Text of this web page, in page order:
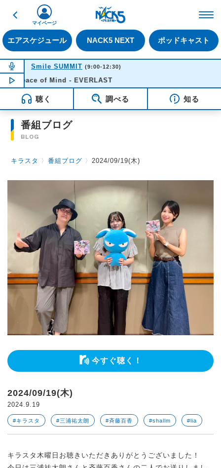
戻る
エアスケジュール NACK5 NEXT ポッドキャスト
マイページ
NOW ON AIR
Smile SUMMIT (9:00-12:30)
NOW PLAYING 11:02
Peace of Mind - EVERLAST
聴く 調べる 知る
番組ブログ
BLOG
キラスタ 〉番組ブログ 〉2024/09/19(木)
今すぐ聴く！
2024/09/19(木)
2024.9.19
#キラスタ #三浦祐太朗 #斉藤百香 #shallm #lia
キラスタ木曜日お聴きいただきありがとうございました！